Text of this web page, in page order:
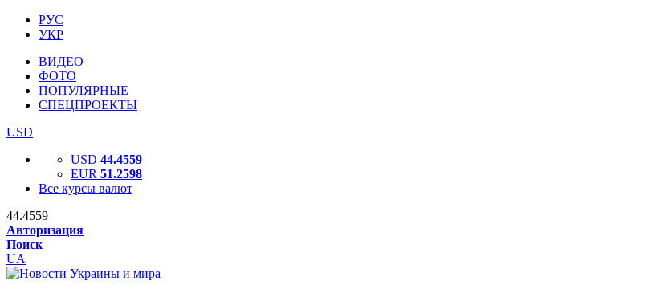
РУС
УКР
ВИДЕО
ФОТО
ПОПУЛЯРНЫЕ
СПЕЦПРОЕКТЫ
USD
USD 44.4559
EUR 51.2598
Все курсы валют
44.4559
Авторизация
Поиск
UA